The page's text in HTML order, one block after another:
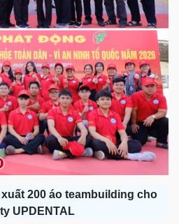
200 áo teambuilding cho
UPDENTAL